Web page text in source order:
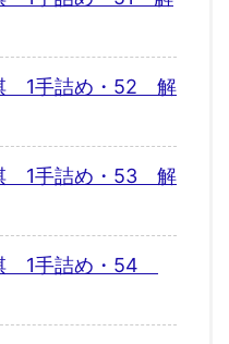
1手詰め・52 解
1手詰め・53 解
1手詰め・54